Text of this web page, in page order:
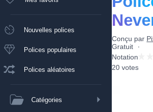
Nouvelles polices
Polices populaires
Polices aléatoires
Catégories
Conçu par
Gratuit
Notation
20 votes